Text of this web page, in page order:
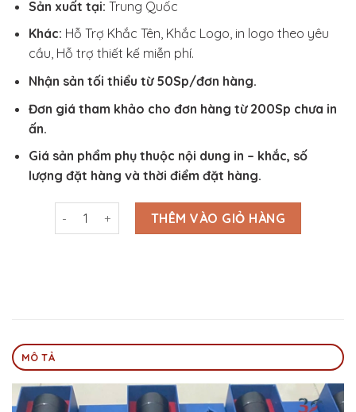
Sản xuất tại: Trung Quốc
Khác: Hỗ Trợ Khắc Tên, Khắc Logo, in logo theo yêu
cầu, Hỗ trợ thiết kế miễn phí.
Nhận sản tối thiểu từ 50Sp/đơn hàng.
Đơn giá tham khảo cho đơn hàng từ 200Sp chưa in
ấn.
Giá sản phẩm phụ thuộc nội dung in – khắc, số
lượng đặt hàng và thời điểm đặt hàng.
Bình Giữ Nhiệt Inox 304 In UV Logo Nhiều Màu -
THÊM VÀO GIỎ HÀNG
MÔ TẢ